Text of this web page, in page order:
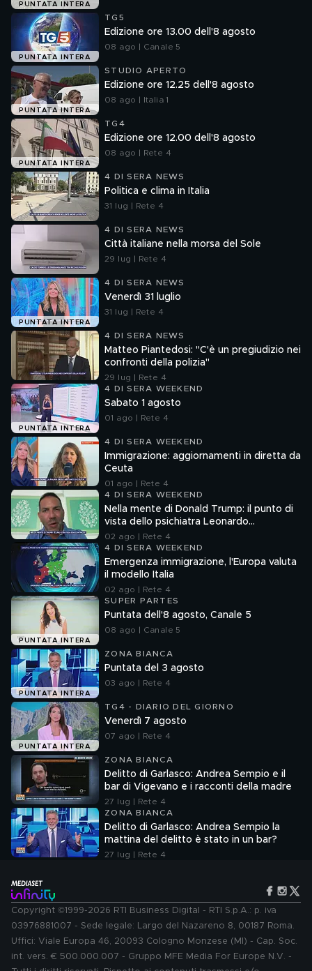
PUNTATA INTERA
PUNTATA INTERA
TG5
Edizione ore 13.00 dell'8 agosto
08 ago | Canale 5
PUNTATA INTERA
STUDIO APERTO
Edizione ore 12.25 dell'8 agosto
08 ago | Italia 1
PUNTATA INTERA
TG4
Edizione ore 12.00 dell'8 agosto
08 ago | Rete 4
4 DI SERA NEWS
Politica e clima in Italia
31 lug | Rete 4
4 DI SERA NEWS
Città italiane nella morsa del Sole
29 lug | Rete 4
PUNTATA INTERA
4 DI SERA NEWS
Venerdì 31 luglio
31 lug | Rete 4
4 DI SERA NEWS
Matteo Piantedosi: "C'è un pregiudizio nei
confronti della polizia"
29 lug | Rete 4
PUNTATA INTERA
4 DI SERA WEEKEND
Sabato 1 agosto
01 ago | Rete 4
4 DI SERA WEEKEND
Immigrazione: aggiornamenti in diretta da
Ceuta
01 ago | Rete 4
4 DI SERA WEEKEND
Nella mente di Donald Trump: il punto di
vista dello psichiatra Leonardo
Mendolicchio
02 ago | Rete 4
4 DI SERA WEEKEND
Emergenza immigrazione, l'Europa valuta
il modello Italia
02 ago | Rete 4
PUNTATA INTERA
SUPER PARTES
Puntata dell'8 agosto, Canale 5
08 ago | Canale 5
PUNTATA INTERA
ZONA BIANCA
Puntata del 3 agosto
03 ago | Rete 4
PUNTATA INTERA
TG4 - DIARIO DEL GIORNO
Venerdì 7 agosto
07 ago | Rete 4
ZONA BIANCA
Delitto di Garlasco: Andrea Sempio e il
bar di Vigevano e i racconti della madre
27 lug | Rete 4
ZONA BIANCA
Delitto di Garlasco: Andrea Sempio la
mattina del delitto è stato in un bar?
27 lug | Rete 4
Copyright ©1999-2026 RTI Business Digital - RTI S.p.A.: p. iva
03976881007 - Sede legale: Largo del Nazareno 8, 00187 Roma.
Uffici: Viale Europa 46, 20093 Cologno Monzese (MI) - Cap. Soc.
int. vers. € 500.000.007 - Gruppo MFE Media For Europe N.V. -